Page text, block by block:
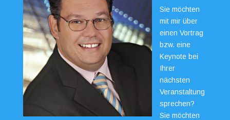
Sie möchten
mit mir über
einen Vortrag
bzw. eine
Keynote bei
Ihrer
nächsten
Veranstaltung
sprechen?
Sie möchten